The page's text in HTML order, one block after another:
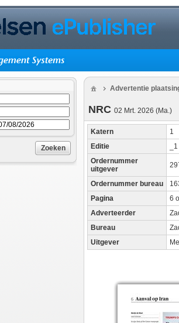
Zoeken
Advertentie
NRC 02 Mrt. 2026 (Ma.)
Katern
1
Editie
_1
Ordernummer
uitgever
Ordernummer bureau
Pagina
6
Adverteerder
Bureau
Uitgever